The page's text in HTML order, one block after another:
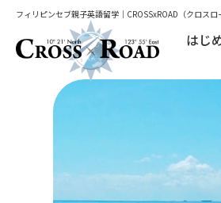
フィリピンセブ親子英語留学｜CROSSxROAD（クロスロ
はじ